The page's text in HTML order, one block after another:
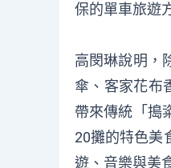
保的單車旅遊
高閔琳說明，
傘、客家花布
帶來傳統「搗
20攤的特色美
遊、音樂與美